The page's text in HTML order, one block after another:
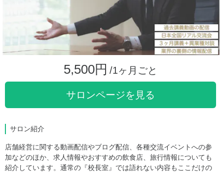
5,500円 /1ヶ月ごと
サロンページを見る
サロン紹介
店舗経営に関する動画配信やブログ配信、各種交流イベントへの参
加などのほか、求人情報やおすすめの飲食店、旅行情報についても
紹介しています。通常の『校長室』では語れない内容もここだけの